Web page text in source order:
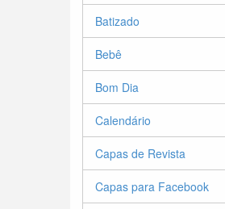
Batizado
Bebê
Bom Dia
Calendário
Capas de Revista
Capas para Facebook